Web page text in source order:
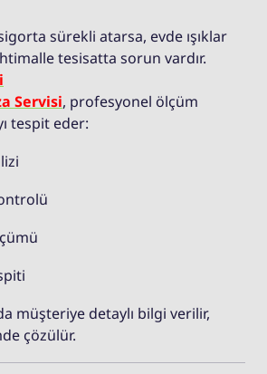
sürekli atarsa, evde ışıklar
tesisatta sorun vardır.
Servisi, profesyonel ölçüm
tespit eder:
müşteriye detaylı bilgi verilir,
çözülür.